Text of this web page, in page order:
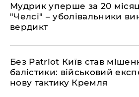
​Мудрик уперше за 20
"Челсі" – уболівальники
вердикт
​Без Patriot Київ став
балістики: військовий
нову тактику Кремля